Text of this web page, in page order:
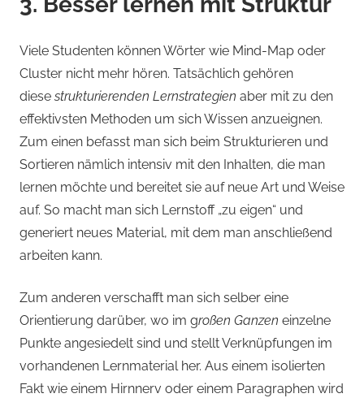
Viele Studenten können Wörter wie Mind-Map oder
Cluster nicht mehr hören. Tatsächlich gehören
diese strukturierenden Lernstrategien aber mit zu den
effektivsten Methoden um sich Wissen anzueignen.
Zum einen befasst man sich beim Strukturieren und
Sortieren nämlich intensiv mit den Inhalten, die man
lernen möchte und bereitet sie auf neue Art und Weise
auf. So macht man sich Lernstoff „zu eigen“ und
generiert neues Material, mit dem man anschließend
arbeiten kann.
Zum anderen verschafft man sich selber eine
Orientierung darüber, wo im großen Ganzen einzelne
Punkte angesiedelt sind und stellt Verknüpfungen im
vorhandenen Lernmaterial her. Aus einem isolierten
Fakt wie einem Hirnnerv oder einem Paragraphen wird